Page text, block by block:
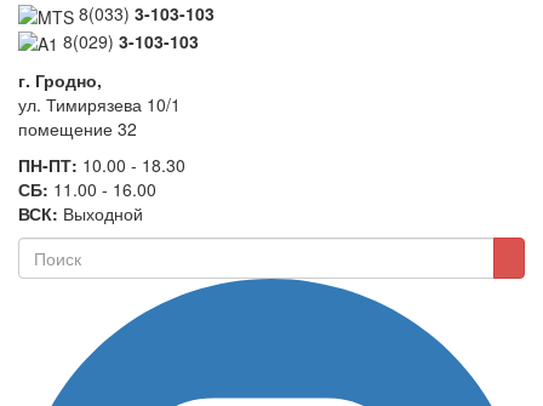
8(033) 3-103-103
8(029) 3-103-103
г. Гродно,
ул. Тимирязева 10/1
помещение 32
ПН-ПТ: 10.00 - 18.30
СБ: 11.00 - 16.00
ВСК: Выходной